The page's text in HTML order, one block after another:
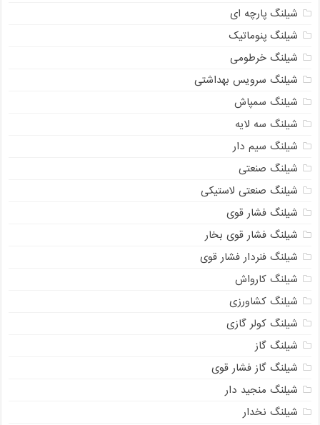
شیلنگ پارچه ای
شیلنگ پنوماتیک
شیلنگ خرطومی
شیلنگ سرویس بهداشتی
شیلنگ سمپاش
شیلنگ سه لایه
شیلنگ سیم دار
شیلنگ صنعتی
شیلنگ صنعتی لاستیکی
شیلنگ فشار قوی
شیلنگ فشار قوی بخار
شیلنگ فنردار فشار قوی
شیلنگ کارواش
شیلنگ کشاورزی
شیلنگ کولر گازی
شیلنگ گاز
شیلنگ گاز فشار قوی
شیلنگ منجید دار
شیلنگ نخدار